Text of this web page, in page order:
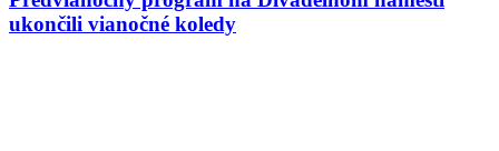
ukončili vianočné koledy